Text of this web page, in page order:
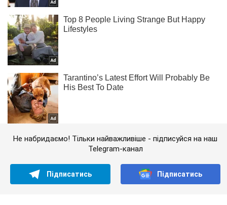
Не набридаємо! Тільки найважливіше - підписуйся на наш
Telegram-канал
Підписатись Підписатись